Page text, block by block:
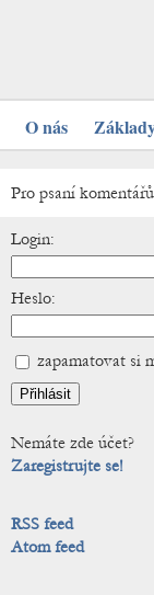
O nás
Pro psaní
Login:
Heslo:
zapamatovat si
Nemáte zde účet?
Zaregistrujte se!
RSS feed
Atom feed